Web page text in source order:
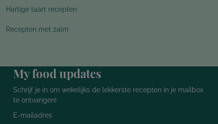
Hartige taart recepten
Recepten met zalm
My food updates
Schrijf je in om wekelijks de lekkerste recepten in je mailbox
te ontvangen!
E-mailadres